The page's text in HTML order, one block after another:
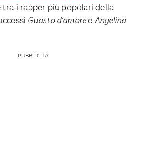
tra i rapper più popolari della
Guasto d’amoree Angelina
PUBBLICITÀ